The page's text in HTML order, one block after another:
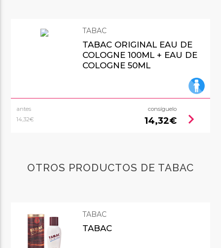
TABAC
TABAC ORIGINAL EAU DE
COLOGNE 100ML + EAU DE
COLOGNE 50ML
antes
14,32€
consíguelo
14,32€ chevron_right
OTROS PRODUCTOS DE TABAC
TABAC
TABAC